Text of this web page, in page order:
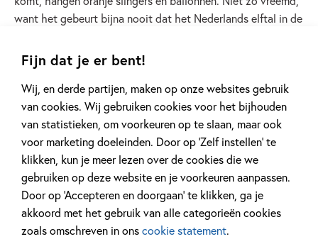
Fijn dat je er bent!
Wij, en derde partijen, maken op onze websites gebruik
van cookies. Wij gebruiken cookies voor het bijhouden
van statistieken, om voorkeuren op te slaan, maar ook
voor marketing doeleinden. Door op ‘Zelf instellen’ te
klikken, kun je meer lezen over de cookies die we
gebruiken op deze website en je voorkeuren aanpassen.
Door op ‘Accepteren en doorgaan’ te klikken, ga je
akkoord met het gebruik van alle categorieën cookies
zoals omschreven in onscookie statement.
want het gebeurt bijna nooit dat het Nederlands elftal in de
leeft mee, maar voor Naomi uit groep 7 is het extra
spannend. Niet iedereen heeft immers een moeder die de
aanvoerder van het nationale team is. De verrassing is
groot wanneer alle kinderen uit de klas mee mogen naar de
finale in Amsterdam, samen met juf Japke, de grootste
voetbalfan van Nederland. Maar tijdens de bloedstollende
wedstrijd gebeuren er vreemde dingen in het stadion. Wie
probeert de wedstrijd te saboteren? De Amerikaanse
tegenstander? Een stikjaloerse Louis Garnaal? De kinderen
staan voor een groot raadsel. Kunnen zij het Nederlands
Elftal helpen?
Specificaties
ISBN: 9789083211763
NUR: 282
Type:
Hardcover
Auteur(s):
Marieke Visser, Ody Neisingh
Zoek een boekhandel in de buurt
Schrijf een review